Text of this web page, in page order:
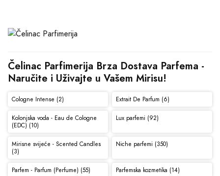
Čelinac Parfimerija Brza Dostava Parfema -
Naručite i Uživajte u Vašem Mirisu!
Cologne Intense (2) Extrait De Parfum (6)
Kolonjska voda - Eau de Cologne
(EDC) (10)
Lux parfemi (92)
Mirisne svijeće - Scented Candles
(3)
Niche parfemi (350)
Parfem - Parfum (Perfume) (55) Parfemska kozmetika (14)